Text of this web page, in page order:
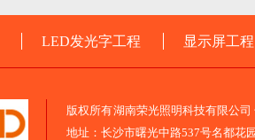
LED发光字工程 显示屏工程
版权所有 湖南荣光照明科技有限公
地址：长沙市曙光中路537号名都花